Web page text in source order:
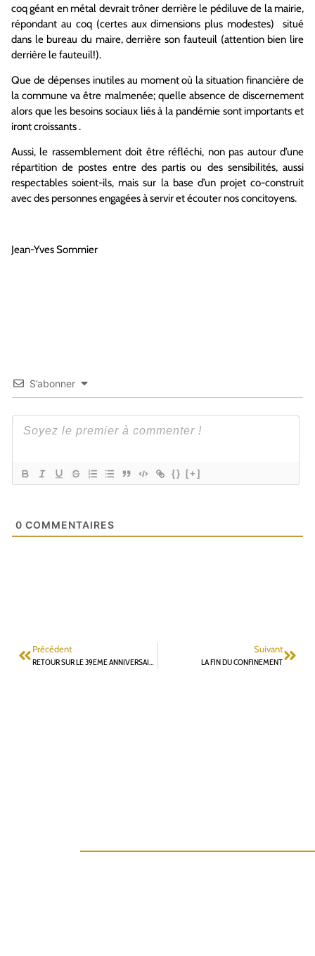
coq géant en métal devrait trôner derrière le pédiluve de la mairie,
répondant au coq (certes aux dimensions plus modestes) situé
dans le bureau du maire, derrière son fauteuil (attention bien lire
derrière le fauteuil!).
Que de dépenses inutiles au moment où la situation financière de
la commune va être malmenée; quelle absence de discernement
alors que les besoins sociaux liés à la pandémie sont importants et
iront croissants .
Aussi, le rassemblement doit être réfléchi, non pas autour d’une
répartition de postes entre des partis ou des sensibilités, aussi
respectables soient-ils, mais sur la base d’un projet co-construit
avec des personnes engagées à servir et écouter nos concitoyens.
Jean-Yves Sommier
S’abonner
{} [+]
0 COMMENTAIRES
Précédent
RETOUR SUR LE 39EME ANNIVERSAIRE DE L’ÉLECTION DE F.MITTERRAND : UN NOUVEL ESPOIR MIS À MAL PAR LA MONDIALISATION
Suivant
LA FIN DU CONFINEMENT